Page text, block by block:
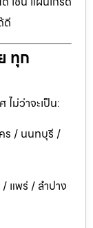
ดี
ทุก
ม่ว่าจะเป็น:
ร / นนทบุรี /
/ แพร่ / ลำปาง